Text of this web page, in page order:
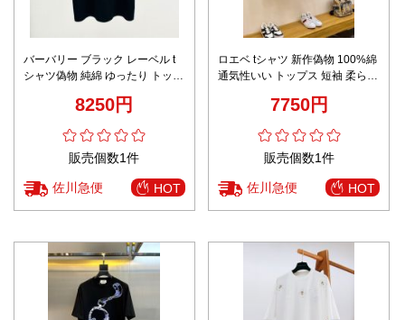
バーバリー ブラック レーベル t
シャツ偽物 純綿 ゆったり トップ
8250円
販売個数1件
佐川急便 HOT
ロエベ tシャツ 新作偽物 100%綿
通気性いい トップス 短袖 柔らか
7750円
販売個数1件
佐川急便 HOT